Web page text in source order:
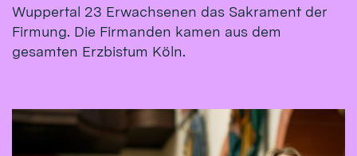
Wuppertal 23 Erwachsenen das Sakrament der
Firmung. Die Firmanden kamen aus dem
gesamten Erzbistum Köln.